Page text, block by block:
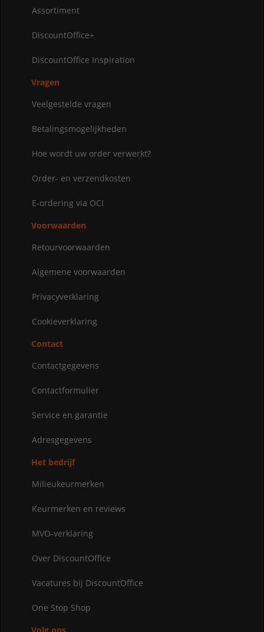
Assortiment
DiscountOffice+
DiscountOffice Inspiration
Vragen
Veelgestelde vragen
Betalingsmogelijkheden
Hoe wordt uw order verwerkt?
Order- en verzendkosten
E-ordering via OCI
Voorwaarden
Retourvoorwaarden
Algemene voorwaarden
Privacyverklaring
Cookieverklaring
Contact
Contactgegevens
Contactformulier
Service en garantie
Adresgegevens
Het bedrijf
Milieukeurmerken
Keurmerken en reviews
MVO-verklaring
Over DiscountOffice
Vacatures bij DiscountOffice
One Stop Shop